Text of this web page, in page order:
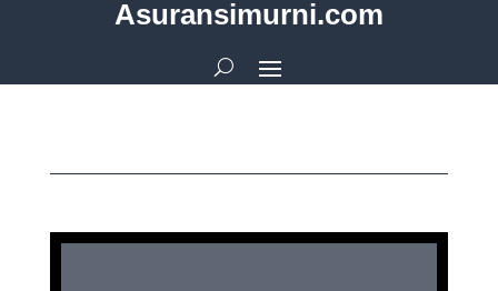
Asuransimurni.com